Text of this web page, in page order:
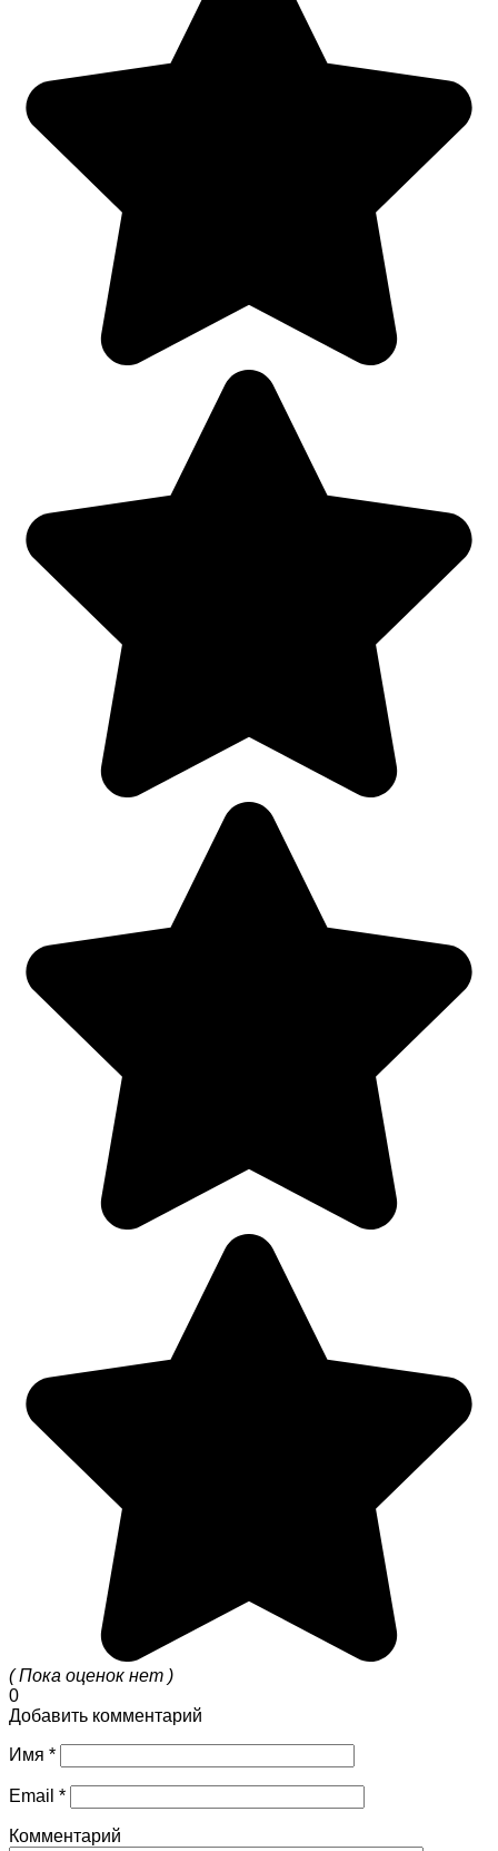
( Пока оценок нет )
0
Добавить комментарий
Имя *
Email *
Комментарий